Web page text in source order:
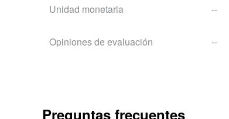
Unidad monetaria --
Opiniones de evaluación --
Preguntas frecuentes